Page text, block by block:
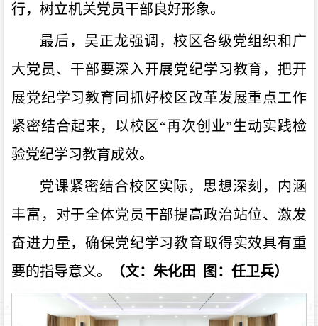
行，树立机关党员干部良好形象。
最后，吴正龙强调，校区各级党组织和广
大党员、干部要深入开展党纪学习教育，把开
展党纪学习教育同抓好校区改革发展重点工作
紧密结合起来，以校区“再次创业”生动实践检
验党纪学习教育成效。
党课紧密结合校区实际，思想深刻，内涵
丰富，对于全体党员干部提高政治站位、激发
奋进力量，确保党纪学习教育取得实效具有重
要的指导意义。
（文：朱化田 图：任卫兵）